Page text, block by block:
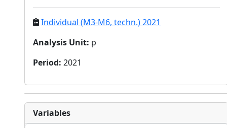
Individual (M3-M6, techn.) 2021
Analysis Unit: p
Period: 2021
Variables